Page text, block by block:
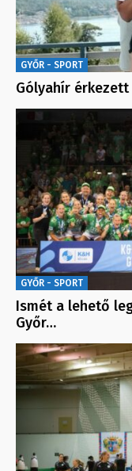
GYŐR - SPORT
Gólyahír érkezett
GYŐR - SPORT
Ismét a lehető
Győr…